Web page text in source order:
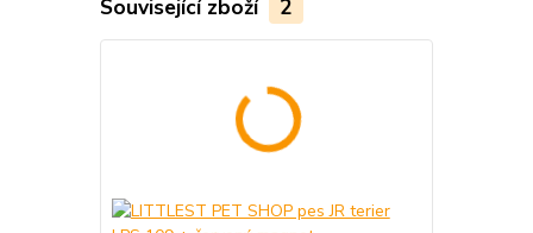
Související zboží 2